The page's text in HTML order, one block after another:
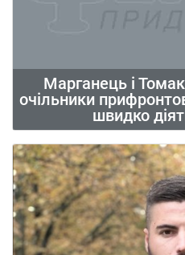
Марганець і
очільники
швидко